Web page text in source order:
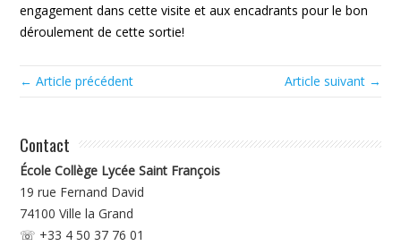
engagement dans cette visite et aux encadrants pour le bon
déroulement de cette sortie!
← Article précédent Article suivant →
Contact
École Collège Lycée Saint François
19 rue Fernand David
74100 Ville la Grand
☏ +33 4 50 37 76 01